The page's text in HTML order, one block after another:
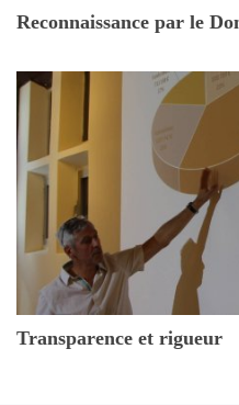
Reconnaissance par le
Transparence et rigueur